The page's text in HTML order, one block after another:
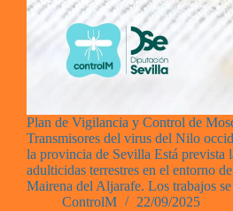
Plan de Vigilancia y Control de
Transmisores del virus del Nilo
la provincia de Sevilla Está prevista
adulticidas terrestres en el entorno
Mairena del Aljarafe. Los trabajos
ControlM
22/09/2025